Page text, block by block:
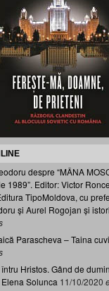
despre “MÂNA
1989”. Editor: Victor
TipoMoldova, cu
și Aurel Rogojan și
Parascheva – Taina
Hristos. Gând de
Solunca 11/10/2020